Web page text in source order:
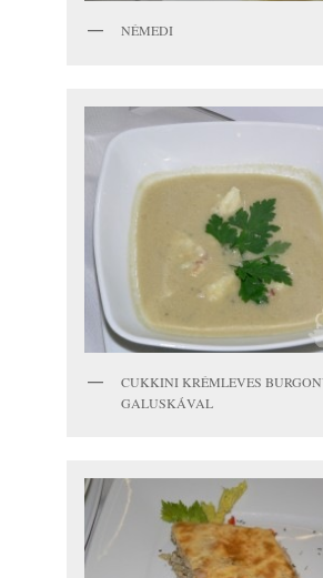
NÉMEDI
CUKKINI KRÉMLEVES
GALUSKÁVAL